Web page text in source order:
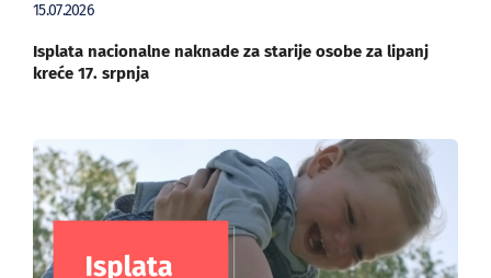
15.07.2026
Isplata nacionalne naknade za starije osobe za lipanj
kreće 17. srpnja